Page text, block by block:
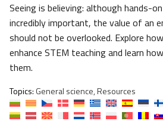
Seeing is believing: although hands-
incredibly important, the value of an
should not be overlooked. Explore
enhance STEM teaching and learn
them.
Topics: General science, Resources